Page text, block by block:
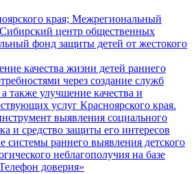
края; Межрегиональный
центр общественных
фонд защиты детей от жестокого
качества жизни детей раннего
через создание служб
улучшение качества и
услуг Красноярского края.
выявления социального
и средство защиты его интересов
системы раннего выявления детского
неблагополучия на базе
доверия»